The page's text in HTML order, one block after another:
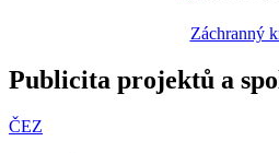
Záchranný
Publicita projektů a
ČEZ